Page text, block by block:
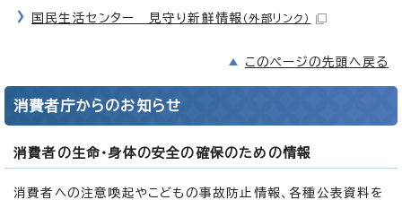
国民生活センター 見守り新鮮情報 （外部リンク）
このページの先頭へ戻る
消費者庁からのお知らせ
消費者の生命・身体の安全の確保のための情報
消費者への注意喚起やこどもの事故防止情報、各種公表資料を